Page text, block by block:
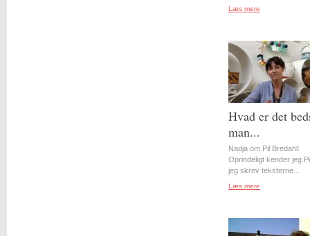
Læs mere
Hvad er det
man...
Nadja om Pil Bredahl:
Oprindeligt kender jeg
jeg skrev teksterne...
Læs mere